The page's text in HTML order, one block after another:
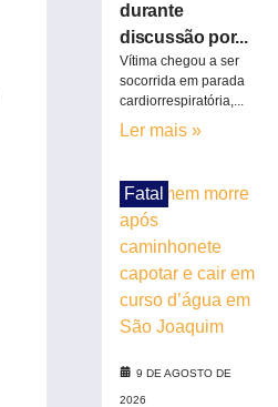
morre
após
caminhonete
capotar
d’água
durante
discussão por...
Vítima chegou a ser
socorrida em parada
cardiorrespiratória,...
Ler mais »
Fatal
9 DE AGOSTO DE
2026